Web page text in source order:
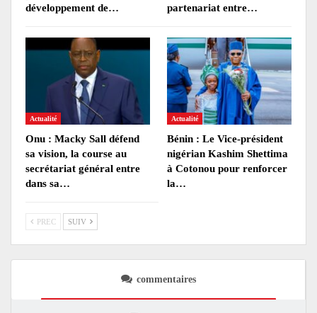
développement de…
partenariat entre…
Actualité
Onu : Macky Sall défend
sa vision, la course au
secrétariat général entre
dans sa…
Actualité
Bénin : Le Vice-président
nigérian Kashim Shettima
à Cotonou pour renforcer
la…
PREC SUIV
commentaires